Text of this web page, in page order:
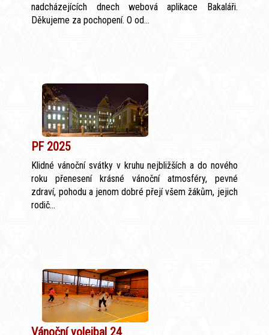
nadcházejících dnech webová aplikace Bakaláři.
Děkujeme za pochopení. O od...
PF 2025
Klidné vánoční svátky v kruhu nejbližších a do nového
roku přenesení krásné vánoční atmosféry, pevné
zdraví, pohodu a jenom dobré přejí všem žákům, jejich
rodič...
Vánoční volejbal 24